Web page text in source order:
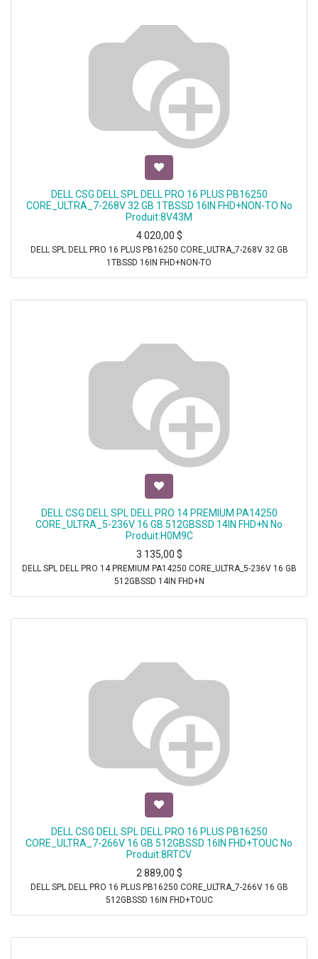
DELL CSG DELL SPL DELL PRO 16 PLUS PB16250
CORE_ULTRA_7-268V 32 GB 1TBSSD 16IN FHD+NON-TO No
Produit:8V43M
4 020,00 $
DELL SPL DELL PRO 16 PLUS PB16250 CORE_ULTRA_7-268V 32 GB
1TBSSD 16IN FHD+NON-TO
DELL CSG DELL SPL DELL PRO 14 PREMIUM PA14250
CORE_ULTRA_5-236V 16 GB 512GBSSD 14IN FHD+N No
Produit:H0M9C
3 135,00 $
DELL SPL DELL PRO 14 PREMIUM PA14250 CORE_ULTRA_5-236V 16 GB
512GBSSD 14IN FHD+N
DELL CSG DELL SPL DELL PRO 16 PLUS PB16250
CORE_ULTRA_7-266V 16 GB 512GBSSD 16IN FHD+TOUC No
Produit:8RTCV
2 889,00 $
DELL SPL DELL PRO 16 PLUS PB16250 CORE_ULTRA_7-266V 16 GB
512GBSSD 16IN FHD+TOUC